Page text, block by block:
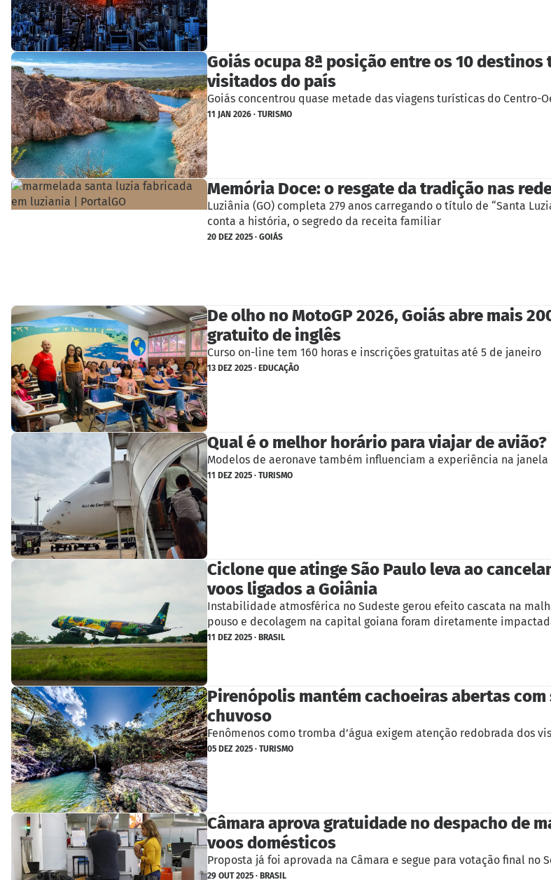
Goiás ocupa 8ª posição entre os 10
visitados do país
Goiás concentrou quase metade das viagens turísticas do Centro-
11 JAN 2026 · TURISMO
Memória Doce: o resgate da tradição nas
Luziânia (GO) completa 279 anos carregando o título de “Santa
conta a história, o segredo da receita familiar
20 DEZ 2025 · GOIÁS
De olho no MotoGP 2026, Goiás abre mais
gratuito de inglês
Curso on-line tem 160 horas e inscrições gratuitas até 5 de janeiro
13 DEZ 2025 · EDUCAÇÃO
Qual é o melhor horário para viajar de avião?
Modelos de aeronave também influenciam a experiência na janela
11 DEZ 2025 · TURISMO
Ciclone que atinge São Paulo leva ao
voos ligados a Goiânia
Instabilidade atmosférica no Sudeste gerou efeito cascata na
pouso e decolagem na capital goiana foram diretamente
11 DEZ 2025 · BRASIL
Pirenópolis mantém cachoeiras abertas
chuvoso
Fenômenos como tromba d’água exigem atenção redobrada dos
05 DEZ 2025 · TURISMO
Câmara aprova gratuidade no despacho de
voos domésticos
Proposta já foi aprovada na Câmara e segue para votação final no
29 OUT 2025 · BRASIL